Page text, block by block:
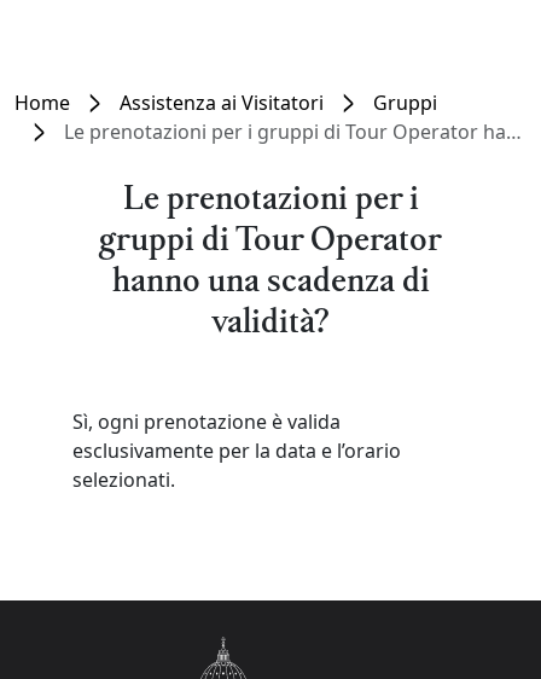
Home Assistenza ai Visitatori
Gruppi
Le prenotazioni per i gruppi di Tour Operator hanno una scadenza di validità?
Le prenotazioni per i
gruppi di Tour Operator
hanno una scadenza di
validità?
Sì, ogni prenotazione è valida
esclusivamente per la data e l’orario
selezionati.